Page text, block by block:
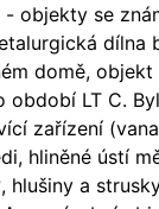
- objekty se
dílna
domě, objekt
období LT C.
zařízení
hliněné ústí
hlušiny a